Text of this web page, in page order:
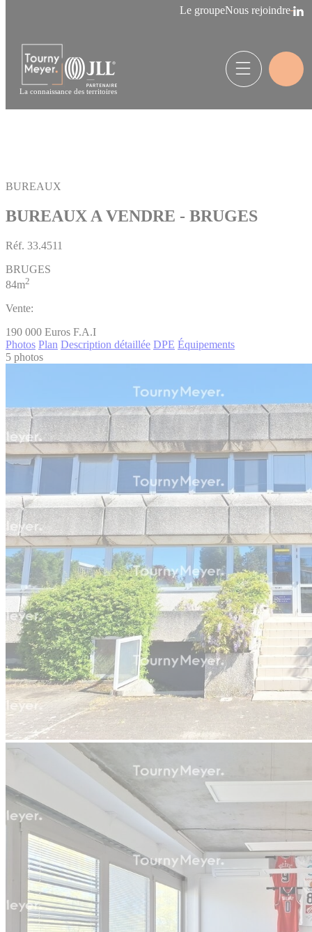
Le groupeNous rejoindre
La connaissance des territoires
BUREAUX
BUREAUX A VENDRE - BRUGES
Réf. 33.4511
BRUGES
84m2
Vente:
190 000 Euros F.A.I
Photos Plan Description détaillée DPE Équipements
5 photos